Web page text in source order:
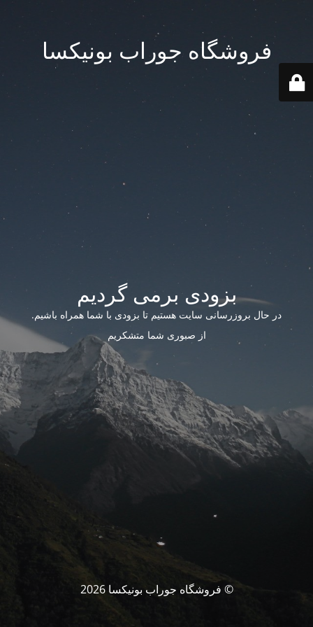
فروشگاه جوراب بونیکسا
بزودی برمی گردیم
در حال بروزرسانی سایت هستیم تا بزودی با شما همراه باشیم.
از صبوری شما متشکریم
© فروشگاه جوراب بونیکسا 2026